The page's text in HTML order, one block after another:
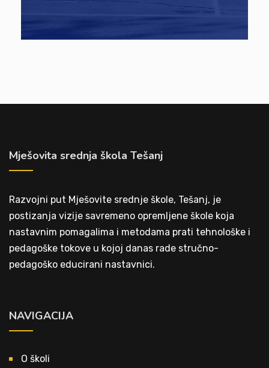
Mješovita srednja škola Tešanj
Razvojni put Mješovite srednje škole, Tešanj, je
postizanja vizije savremeno opremljene škole koja
nastavnim pomagalima i metodama prati tehnološke i
pedagoške tokove u kojoj danas rade stručno-
pedagoško educirani nastavnici.
NAVIGACIJA
O školi